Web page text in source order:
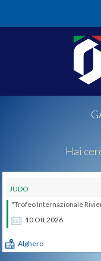
Hai
JUDO
10 Ott2026
"Trofeo Internazionale
Alghero